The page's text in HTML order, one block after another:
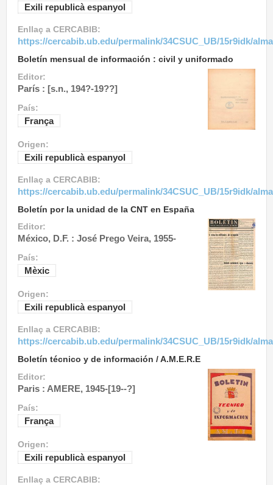
Exili republicà espanyol
Enllaç a CERCABIB:
https://cercabib.ub.edu/permalink/34CSUC_UB/15r9idk/
Boletín mensual de información : civil y uniformado
Editor:
París : [s.n., 194?-19??]
País:
França
Origen:
Exili republicà espanyol
Enllaç a CERCABIB:
https://cercabib.ub.edu/permalink/34CSUC_UB/15r9idk/
Boletín por la unidad de la CNT en España
Editor:
México, D.F. : José Prego Veira, 1955-
País:
Mèxic
Origen:
Exili republicà espanyol
Enllaç a CERCABIB:
https://cercabib.ub.edu/permalink/34CSUC_UB/15r9idk/
Boletín técnico y de información / A.M.E.R.E
Editor:
Paris : AMERE, 1945-[19--?]
País:
França
Origen:
Exili republicà espanyol
Enllaç a CERCABIB: